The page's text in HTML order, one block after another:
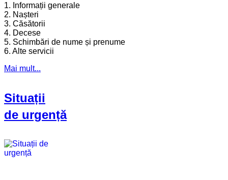
1. Informații generale
2. Nașteri
3. Căsătorii
4. Decese
5. Schimbări de nume și prenume
6. Alte servicii
Mai mult...
Situații
de urgență